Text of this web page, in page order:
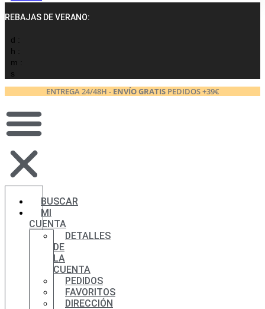
REBAJAS DE VERANO:
d :
h :
m :
s
ENTREGA 24/48H - ENVÍO GRATISPEDIDOS +39€
BUSCAR
MI
CUENTA
DETALLES
DE
LA
CUENTA
PEDIDOS
FAVORITOS
DIRECCIÓN